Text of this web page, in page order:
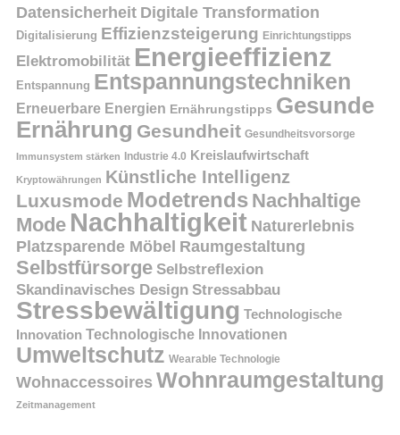
Datensicherheit Digitale Transformation
Digitalisierung Effizienzsteigerung Einrichtungstipps
Elektromobilität Energieeffizienz
Entspannung Entspannungstechniken
Erneuerbare Energien Ernährungstipps Gesunde
Ernährung Gesundheit Gesundheitsvorsorge
Immunsystem stärken Industrie 4.0 Kreislaufwirtschaft
Kryptowährungen Künstliche Intelligenz
Luxusmode Modetrends Nachhaltige
Mode Nachhaltigkeit Naturerlebnis
Platzsparende Möbel Raumgestaltung
Selbstfürsorge Selbstreflexion
Skandinavisches Design Stressabbau
Stressbewältigung Technologische
Innovation Technologische Innovationen
Umweltschutz Wearable Technologie
Wohnaccessoires Wohnraumgestaltung
Zeitmanagement